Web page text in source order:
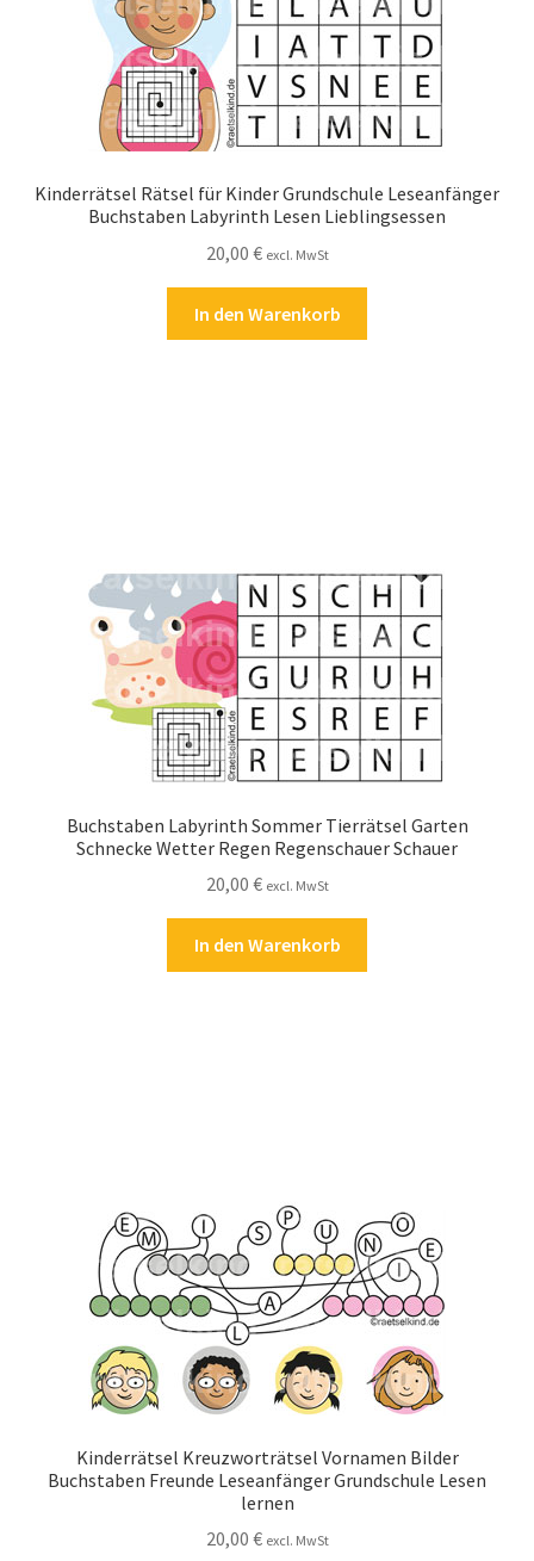
Kinderrätsel Rätsel für Kinder Grundschule Leseanfänger
Buchstaben Labyrinth Lesen Lieblingsessen
20,00 € excl. MwSt
In den Warenkorb
Buchstaben Labyrinth Sommer Tierrätsel Garten
Schnecke Wetter Regen Regenschauer Schauer
20,00 € excl. MwSt
In den Warenkorb
Kinderrätsel Kreuzworträtsel Vornamen Bilder
Buchstaben Freunde Leseanfänger Grundschule Lesen
lernen
20,00 € excl. MwSt